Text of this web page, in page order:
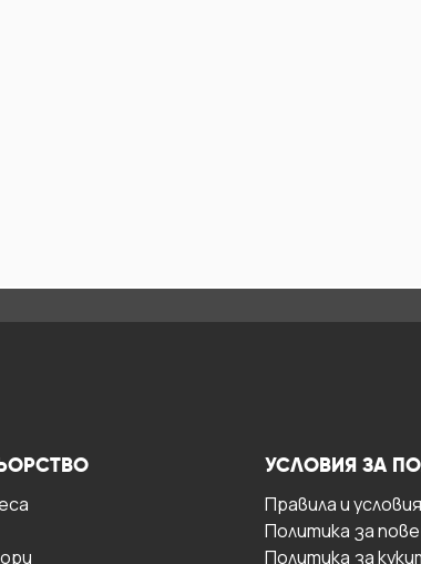
УСЛОВИЯ ЗА
Правила и
Политика за
Политика за